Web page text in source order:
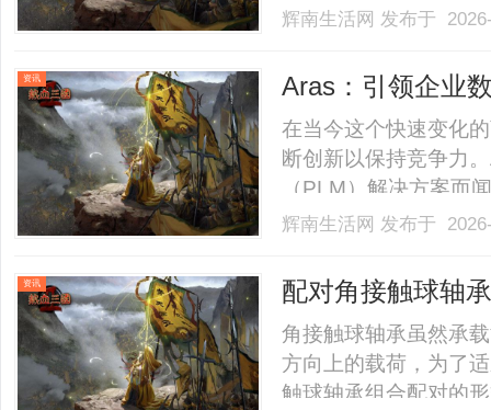
体操作步骤，助您轻
力，为用户提供稳定
如.........
辉南生活网 发布于
资讯 Aras：引领企业
在当今这个快速变化
断创新以保持竞争力
（PLM）解决方案而
深入探讨Aras如何在
萨诸塞州，是一家专
辉南生活网 发布于
资讯 配对角接触球轴
角接触球轴承虽然承
方向上的载荷，为了
触球轴承组合配对的